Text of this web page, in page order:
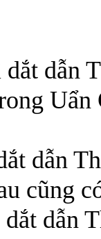
dẫn
dẫn
cũng
dẫn